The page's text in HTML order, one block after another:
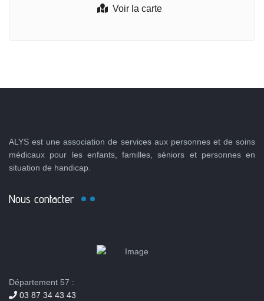
Voir la carte
ALYS est une association de services aux personnes et de soins
médicaux pour les enfants, familles, séniors et personnes en
situation de handicap.
Nous contacter
Département 57 :
03 87 34 43 43